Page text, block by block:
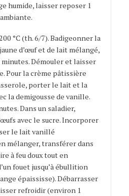
humide, laisser reposer 1
°C (th. 6/7). Badigeonner la
d’œuf et de lait mélangé,
Démouler et laisser
Pour la crème pâtissière
porter le lait et la
la demigousse de vanille.
Dans un saladier,
avec le sucre. Incorporer
le lait vanillé
mélanger, transférer dans
à feu doux tout en
fouet jusqu’à ébullition
épaississe). Débarrasser
refroidir (environ 1